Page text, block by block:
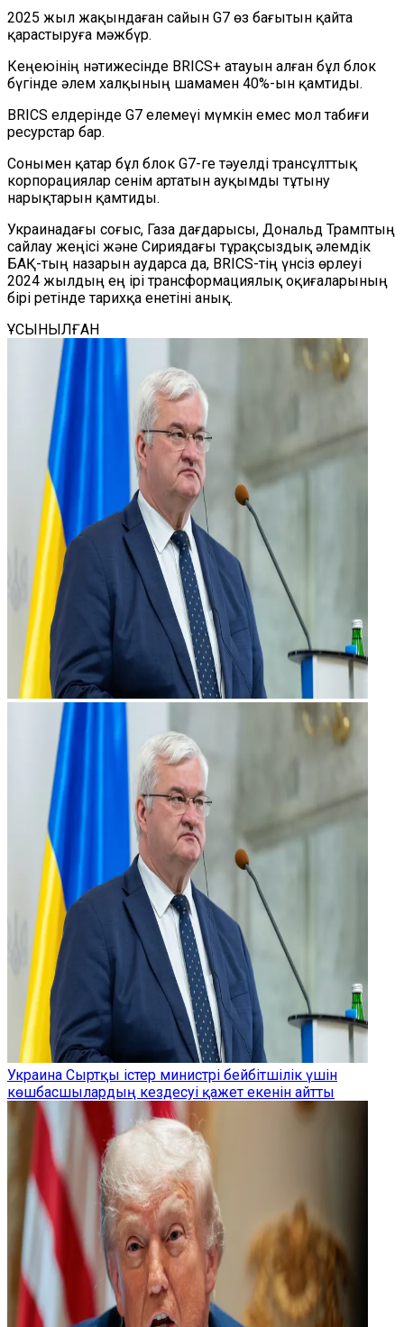
2025 жыл жақындаған сайын G7 өз бағытын қайта
қарастыруға мәжбүр.
Кеңеюінің нәтижесінде BRICS+ атауын алған бұл блок
бүгінде әлем халқының шамамен 40%-ын қамтиды.
BRICS елдерінде G7 елемеүі мүмкін емес мол табиғи
ресурстар бар.
Сонымен қатар бұл блок G7-ге тәуелді трансұлттық
корпорациялар сенім артатын ауқымды тұтыну
нарықтарын қамтиды.
Украинадағы соғыс, Газа дағдарысы, Дональд Трамптың
сайлау жеңісі және Сириядағы тұрақсыздық әлемдік
БАҚ-тың назарын аударса да, BRICS-тің үнсіз өрлеуі
2024 жылдың ең ірі трансформациялық оқиғаларының
бірі ретінде тарихқа енетіні анық.
ҰСЫНЫЛҒАН
Украина Сыртқы істер министрі бейбітшілік үшін
көшбасшылардың кездесуі қажет екенін айтты